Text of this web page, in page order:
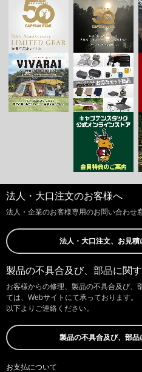
法人・大口注文のお客様へ
法人・企業のお客様専用のお問い合わせ
法人・大口注文、お見
製品の不具合及び、部品に関
お客様からの修理、製品の不具合及び、
ては、Webサイトにて承っております。
以下よりご連絡ください。
製品の不具合及び、部
お支払について